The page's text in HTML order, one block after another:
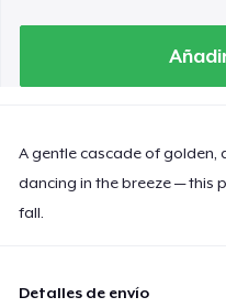
A gentle cascade of golden,
dancing in the breeze — this
fall.
Detalles de envío
Classic Long
30,99 US$